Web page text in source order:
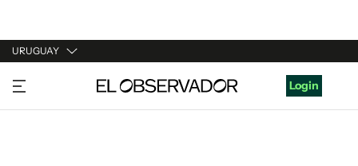
URUGUAY
URUGUAY
ARGENTINA
Login